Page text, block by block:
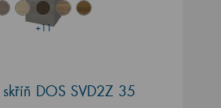
+11
skříň DOS SVD2Z 35